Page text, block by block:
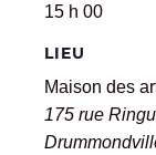
15 h 00
LIEU
Maison des
175 rue